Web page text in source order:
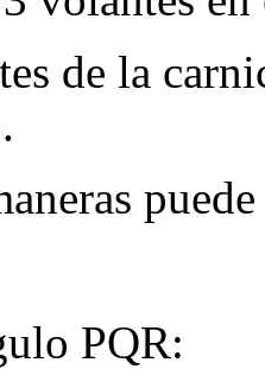
de la
PQR: